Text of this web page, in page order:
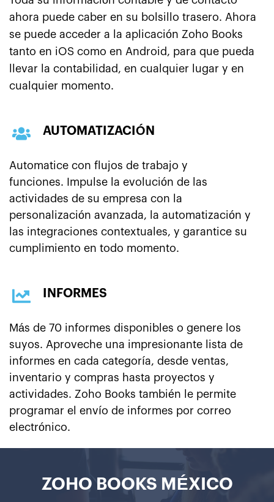
ahora puede caber en su bolsillo trasero. Ahora
se puede acceder a la aplicación Zoho Books
tanto en iOS como en Android, para que pueda
llevar la contabilidad, en cualquier lugar y en
cualquier momento.
AUTOMATIZACIÓN
Automatice con flujos de trabajo y
funciones.
Impulse la evolución de las
actividades de su empresa con la
personalización avanzada, la automatización y
las integraciones contextuales, y garantice su
cumplimiento en todo momento.
INFORMES
Más de 70 informes disponibles o genere los
suyos. Aproveche una impresionante lista de
informes en cada categoría, desde ventas,
inventario y compras hasta proyectos y
actividades. Zoho Books también le permite
programar el envío de informes por correo
electrónico.
ZOHO BOOKS MÉXICO